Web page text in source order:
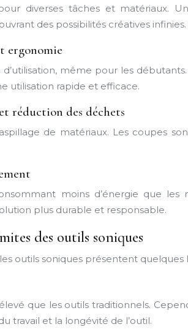
diverses tâches et matériaux.
des possibilités créatives infinies.
ergonomie
même pour les
utilisation rapide et efficace.
réduction des déchets
de matériaux. Les coupes
moins d’énergie que
plus durable et responsable.
des outils soniques
outils soniques présentent quelques
que les outils traditionnels.
travail et la longévité de l’outil.